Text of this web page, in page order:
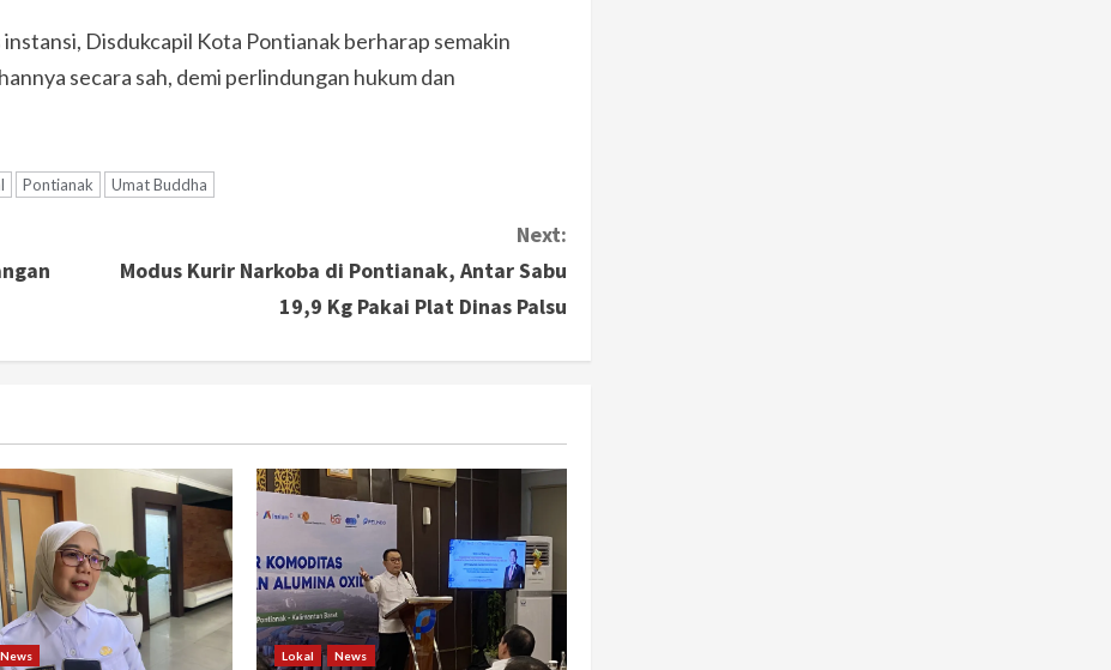
Disdukcapil Kota Pontianak berharap semakin
secara sah, demi perlindungan hukum dan
Pontianak Umat Buddha
Next:
Modus Kurir Narkoba di Pontianak, Antar Sabu
19,9 Kg Pakai Plat Dinas Palsu
News Lokal News